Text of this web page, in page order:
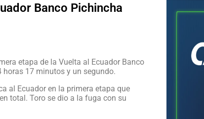
Banco Pichincha
etapa de la Vuelta al Ecuador Banco
17 minutos y un segundo.
al Ecuador en la primera etapa que
total. Toro se dio a la fuga con su